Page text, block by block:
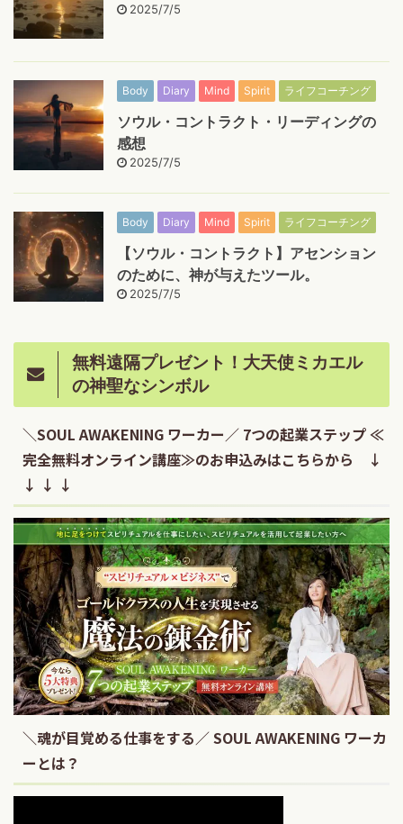
2025/7/5
Body Diary Mind Spirit ライフコーチング
ソウル・コントラクト・リーディングの
感想
2025/7/5
Body Diary Mind Spirit ライフコーチング
【ソウル・コントラクト】アセンション
のために、神が与えたツール。
2025/7/5
無料遠隔プレゼント！大天使ミカエル
の神聖なシンボル
＼SOUL AWAKENING ワーカー／ 7つの起業ステップ ≪
完全無料オンライン講座≫のお申込みはこちらから ↓
↓ ↓ ↓
＼魂が目覚める仕事をする／ SOUL AWAKENING ワーカ
ーとは？